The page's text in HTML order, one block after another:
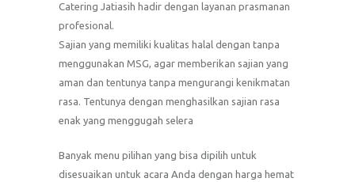
Catering Jatiasih hadir dengan layanan prasmanan
profesional.
Sajian yang memiliki kualitas halal dengan tanpa
menggunakan MSG, agar memberikan sajian yang
aman dan tentunya tanpa mengurangi kenikmatan
rasa. Tentunya dengan menghasilkan sajian rasa
enak yang menggugah selera
Banyak menu pilihan yang bisa dipilih untuk
disesuaikan untuk acara Anda dengan harga hemat